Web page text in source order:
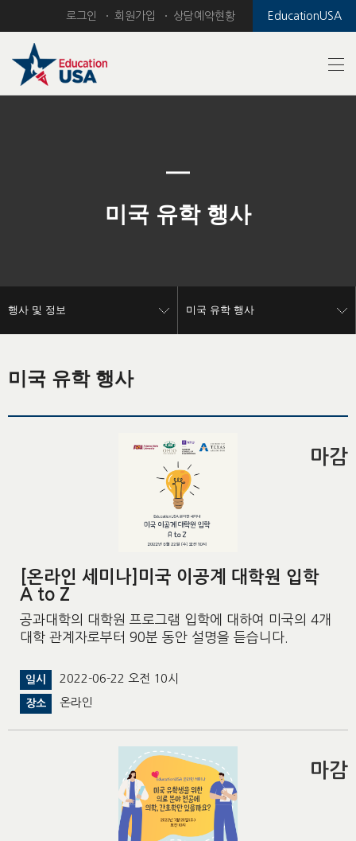
EducationUSA
로그인 회원가입 상담예약현황
미국 유학 행사
행사 및 정보 미국 유학 행사
미국 유학 행사
[온라인 세미나]미국 이공계 대학원 입학
A to Z
공과대학의 대학원 프로그램 입학에 대하여 미국의 4개
대학 관계자로부터 90분 동안 설명을 듣습니다.
일시 2022-06-22 오전 10시
장소 온라인
마감
마감